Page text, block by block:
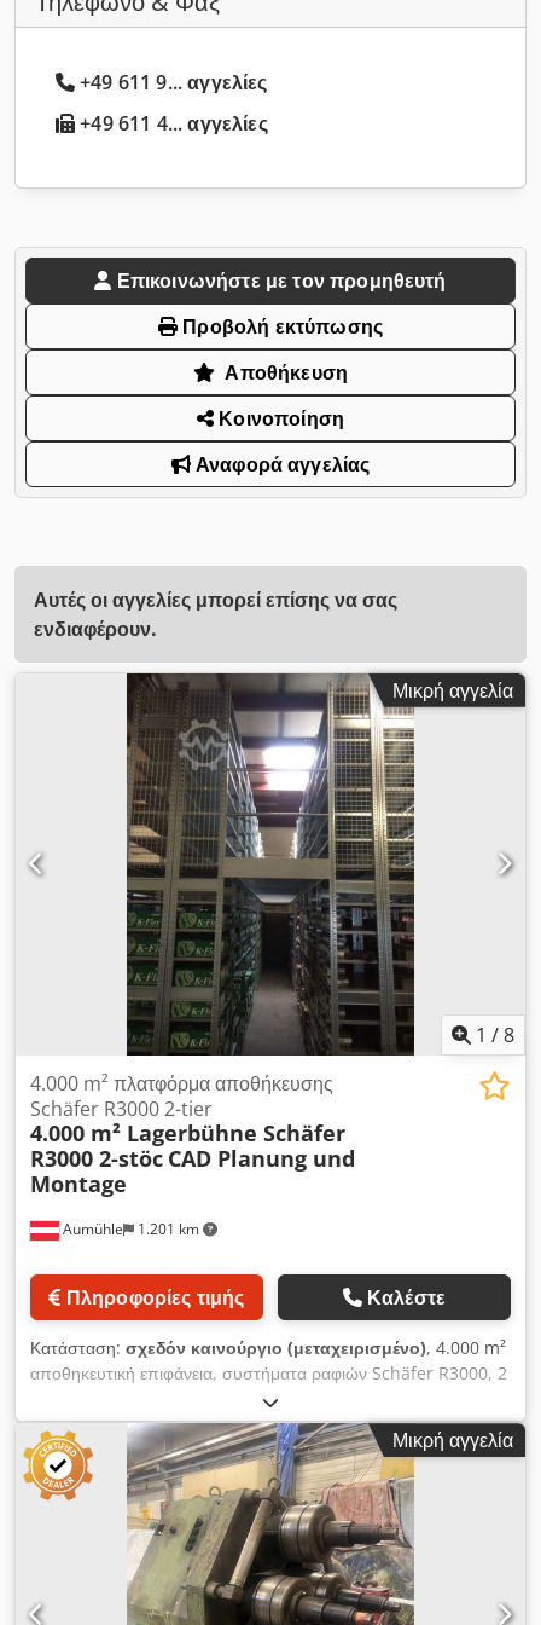
+49 611 9... αγγελίες
+49 611 4... αγγελίες
Επικοινωνήστε με τον προμηθευτή
Προβολή εκτύπωσης
Αποθήκευση
Κοινοποίηση
Αναφορά αγγελίας
Αυτές οι αγγελίες μπορεί επίσης να σας
ενδιαφέρουν.
Μικρή αγγελία
1 /8
Aumühle 1.201 km
4.000 m² πλατφόρμα αποθήκευσης
Schäfer R3000 2-tier
4.000 m² Lagerbühne Schäfer
R3000 2-stöc CAD Planung und
Montage
Πληροφορίες τιμής Καλέστε
Κατάσταση: σχεδόν καινούργιο (μεταχειρισμένο), 4.000 m²
αποθηκευτική επιφάνεια, συστήματα ραφιών Schäfer R3000, 2
όροφοι Μεταχειρισμένο, σε άριστη κατάσταση, σαν καινούργιο,
δείτε τις φωτογραφίες. Κατασκευαστής: SCHÄFER R3000
Σχεδιασμός CAD και συναρμολόγηση Τιμή κατόπιν αιτήματος!
Δυνατότητα μερικής πώλησης. Τιμή διαπραγμάτευσης: κατόπιν
αιτήματος! Το προϊόν είναι διαθέσιμο σε απόθεμα και
παραδίδεται άμεσα. Μεταφορά και συναρμολόγηση κατόπιν
αιτήματος. Επίσκεψη κατόπιν συνεννόησης, οποιαδήποτε
στιγμή. Περισσότερες πληροφορίες κατόπιν αιτήματος.
Διαρκώς διαθέσιμα περισσότερα από 5.000 μέτρα ραφιών
Μικρή αγγελία